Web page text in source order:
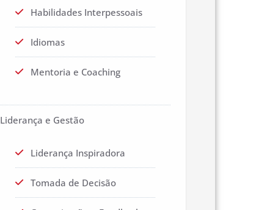
Habilidades Interpessoais
Idiomas
Mentoria e Coaching
Liderança e Gestão
Liderança Inspiradora
Tomada de Decisão